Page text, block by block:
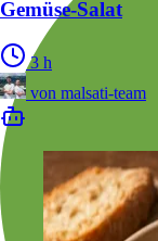
Gemüse-Salat
3 h
von malsati-team